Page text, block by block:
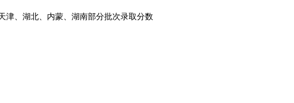
津、湖北、内蒙、湖南部分批次录取分数